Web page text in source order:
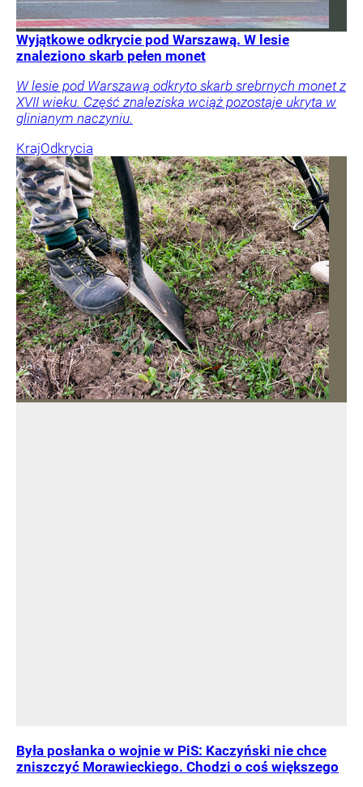
Wyjątkowe odkrycie pod Warszawą. W lesie
znaleziono skarb pełen monet
W lesie pod Warszawą odkryto skarb srebrnych monet z
XVII wieku. Część znaleziska wciąż pozostaje ukryta w
glinianym naczyniu.
KrajOdkrycia
Była posłanka o wojnie w PiS: Kaczyński nie chce
zniszczyć Morawieckiego. Chodzi o coś większego